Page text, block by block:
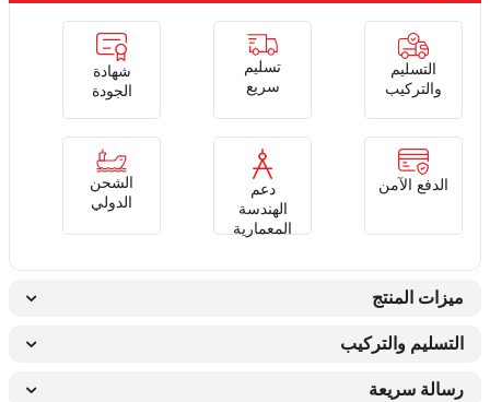
التسليم
والتركيب
تسليم
سريع
شهادة
الجودة
الدفع الآمن
دعم
الهندسة
المعمارية
الشحن
الدولي
ميزات المنتج
التسليم والتركيب
رسالة سريعة